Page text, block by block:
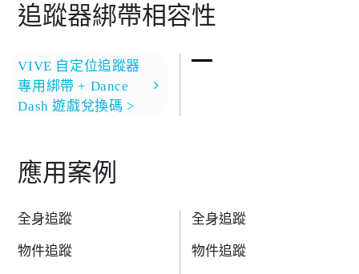
追蹤器綁帶相容性
VIVE 自定位追蹤器
專用綁帶 + Dance
Dash 遊戲兌換碼 >
應用案例
全身追蹤
物件追蹤
全身追蹤
物件追蹤